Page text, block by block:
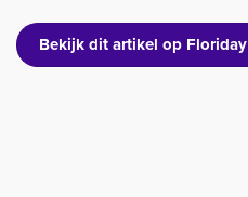
Bekijk dit artikel op Floriday